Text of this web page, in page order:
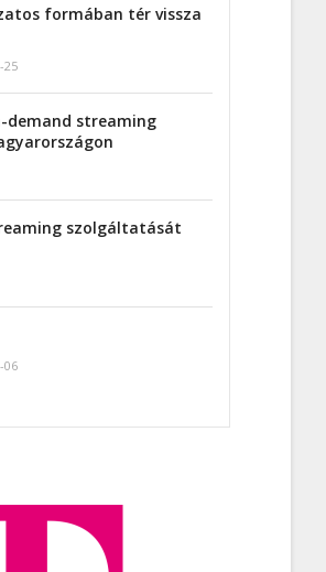
formában tér vissza
25
demand streaming
szolgáltatását
06